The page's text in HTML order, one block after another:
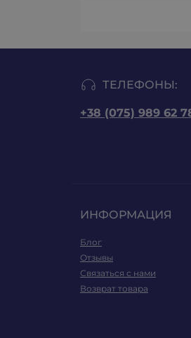
ТЕЛЕФОНЫ:
+38 (075) 989 62
ИНФОРМАЦИЯ
Блог
Отзывы
Связаться с нами
Возврат товара